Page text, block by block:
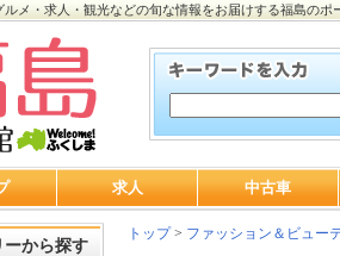
ルメ・求人・観光などの旬な情報をお届けする福島のポ
求人 中古車
ーから探す
トップ> ファッション＆ビュー